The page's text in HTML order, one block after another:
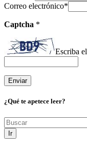
Correo electrónico*
Captcha *
Escriba
¿Qué te apetece leer?
Ir